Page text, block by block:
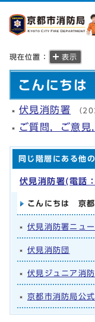
現在位置： 表示
こんにちは
伏見消防署 （
ご質問，ご意見
同じ階層にある他
伏見消防署(電
こんにちは 京都
伏見消防署ニュー
伏見消防団
伏見ジュニア消防
京都市消防局公